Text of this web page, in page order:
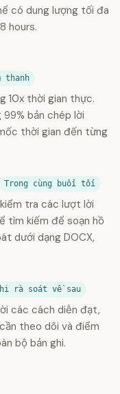
có dung lượng tối đa
hours.
thanh
10x thời gian thực.
bản chép lời
thời gian đến từng
Trong cùng buổi tối
tra các lượt lời
tìm kiếm để soạn hồ
dưới dạng DOCX,
rà soát về sau
các cách diễn đạt,
theo dõi và điểm
bộ bản ghi.